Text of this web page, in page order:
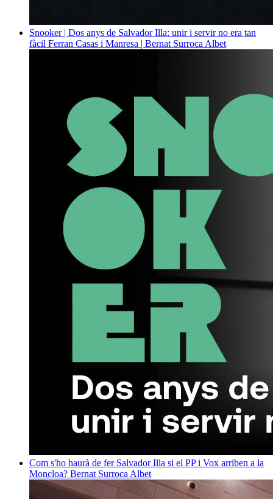
Snooker | Dos anys de Salvador Illa: unir i servir no era tan
fàcil Ferran Casas i Manresa | Bernat Surroca Albet
Com s'ho haurà de fer Salvador Illa si el PP i Vox arriben a la
Moncloa? Bernat Surroca Albet